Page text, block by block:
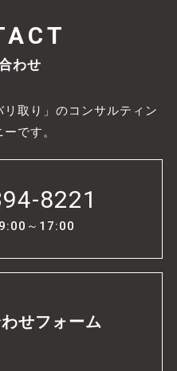
わせ
取り」のコンサルティン
です。
8221
9:00～17:00
せフォーム